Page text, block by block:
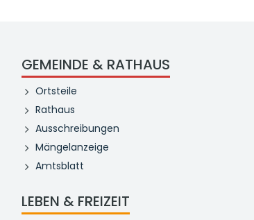
GEMEINDE & RATHAUS
Ortsteile
Rathaus
Ausschreibungen
Mängelanzeige
Amtsblatt
LEBEN & FREIZEIT